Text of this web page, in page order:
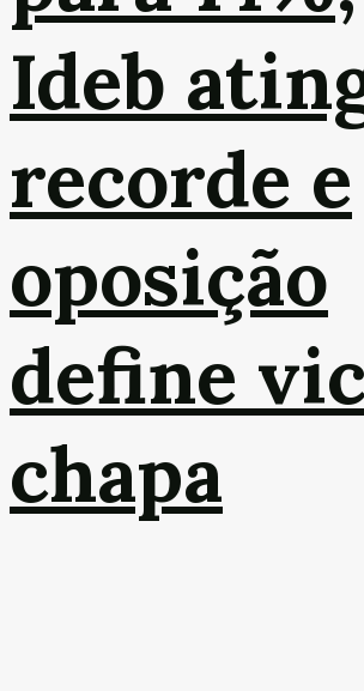
Ideb
recorde e
oposição
define
chapa